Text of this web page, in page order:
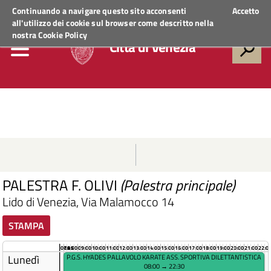
Continuando a navigare questo sito acconsenti
all'utilizzo dei cookie sul browser come descritto nella
nostraCookie Policy
Accetto
Regione VenetoACCEDI AI SERVIZI
Città di Venezia
PALESTRA F. OLIVI (Palestra principale)
Lido di Venezia, Via Malamocco 14
STAMPA
07:45
08:0009:0010:0011:0012:0013:0014:0015:0016:0017:0018:0019:0020:0021:0022:00
Lunedì
P.G.S. HYADES PALLAVOLO KARATE ASS. SPORTIVA DILETTANTISTICA
08:00 → 22:30